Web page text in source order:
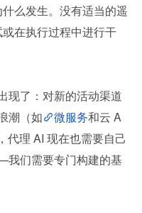
么发生。没有适当的遥
在执行过程中进行干
现了：对新的活动渠道
潮（如
微服务和云 A
代理 AI 现在也需要自己
们需要专门构建的基